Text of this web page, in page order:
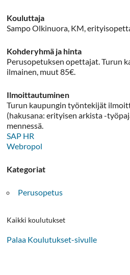
Kouluttaja
Sampo Olkinuora, KM,
Kohderyhmä ja hinta
Perusopetuksen opettajat. Turun
ilmainen, muut 85€.
Ilmoittautuminen
Turun kaupungin työntekijät
(hakusana: erityisen arkista -
mennessä.
SAP HR
Webropol
Kategoriat
Perusopetus
Kaikki koulutukset
Palaa Koulutukset-sivulle